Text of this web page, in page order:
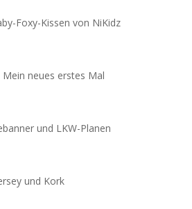
Foxy-Kissen von NiKidz
neues erstes Mal
und LKW-Planen
und Kork